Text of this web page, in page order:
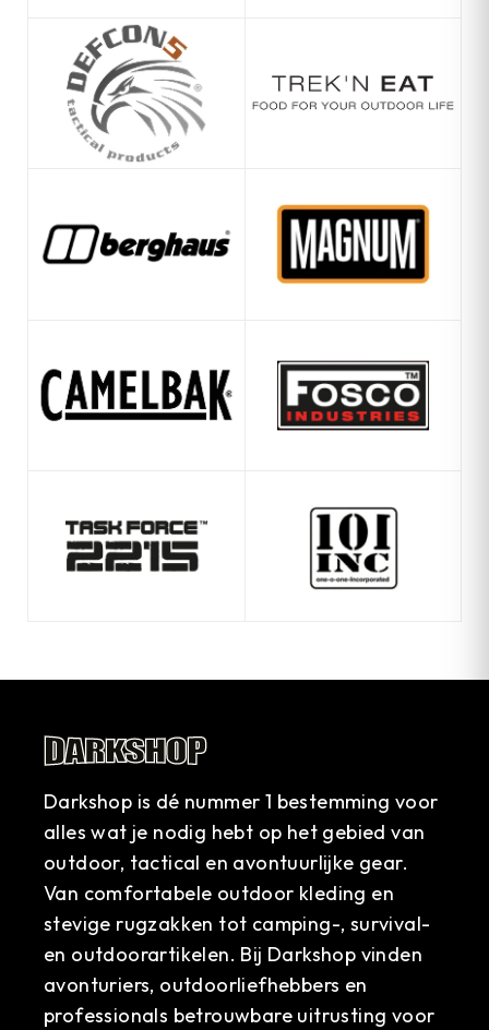
Darkshop is dé nummer 1 bestemming voor
alles wat je nodig hebt op het gebied van
outdoor, tactical en avontuurlijke gear.
Van comfortabele outdoor kleding en
stevige rugzakken tot camping-, survival-
en outdoorartikelen. Bij Darkshop vinden
avonturiers, outdoorliefhebbers en
professionals betrouwbare uitrusting voor